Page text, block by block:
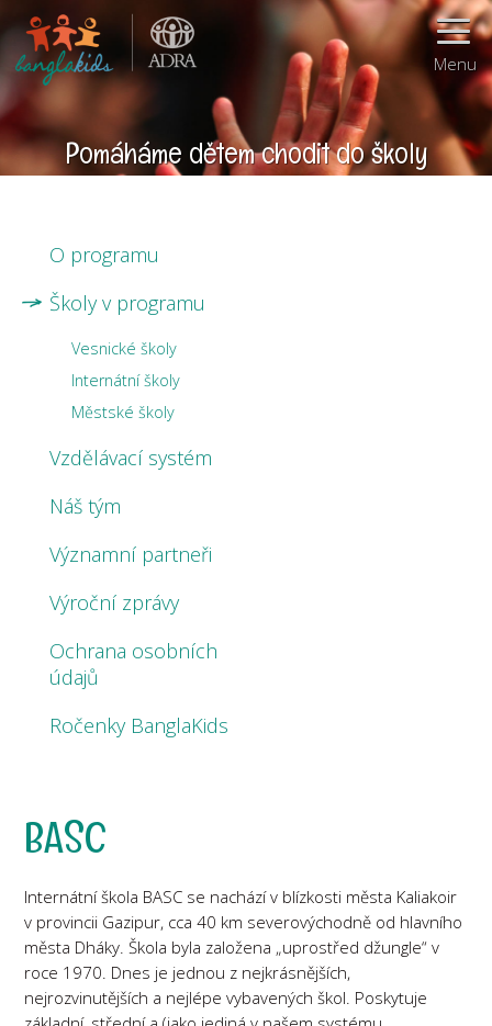
Menu
Pomáháme dětem chodit do školy
O programu
Školy v programu
Vesnické školy
Internátní školy
Městské školy
Vzdělávací systém
Náš tým
Významní partneři
Výroční zprávy
Ochrana osobních
údajů
Ročenky BanglaKids
BASC
Internátní škola BASC se nachází v blízkosti města Kaliakoir
v provincii Gazipur, cca 40 km severovýchodně od hlavního
města Dháky. Škola byla založena „uprostřed džungle“ v
roce 1970. Dnes je jednou z nejkrásnějších,
nejrozvinutějších a nejlépe vybavených škol. Poskytuje